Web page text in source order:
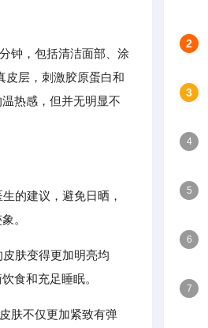
钟，包括清洁面部、涂
皮层，刺激胶原蛋白和
热感，但并无明显不
的建议，避免日晒，
。
肤变得更加明亮均
食和充足睡眠。
肤不仅更加紧致有弹
2
3
4
5
6
7